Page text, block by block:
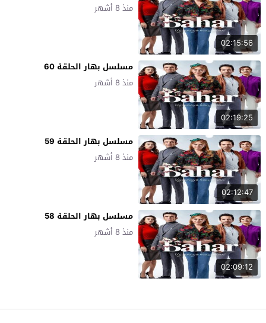
02:15:56
منذ 8 أشهر
02:19:25
مسلسل بهار الحلقة 60
منذ 8 أشهر
02:12:47
مسلسل بهار الحلقة 59
منذ 8 أشهر
02:09:12
مسلسل بهار الحلقة 58
منذ 8 أشهر